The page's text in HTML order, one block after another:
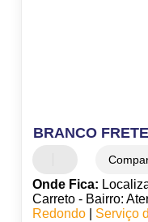
BRANCO
Onde Fica:
Carreto - Bairro:
Redondo| Serviço